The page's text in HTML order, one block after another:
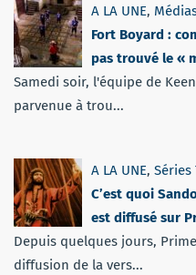
A LA UNE,
Fort Boyard :
pas trouvé le «
Samedi soir, l'équipe de
parvenue à trou...
A LA UNE, Séries
C’est quoi
est diffusé sur
Depuis quelques jours,
diffusion de la vers...